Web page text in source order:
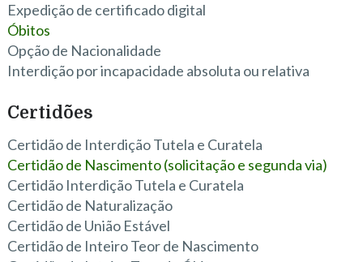
Expedição de certificado digital
Óbitos
Opção de Nacionalidade
Interdição por incapacidade absoluta ou relativa
Certidões
Certidão de Interdição Tutela e Curatela
Certidão de Nascimento (solicitação e segunda via)
Certidão Interdição Tutela e Curatela
Certidão de Naturalização
Certidão de União Estável
Certidão de Inteiro Teor de Nascimento